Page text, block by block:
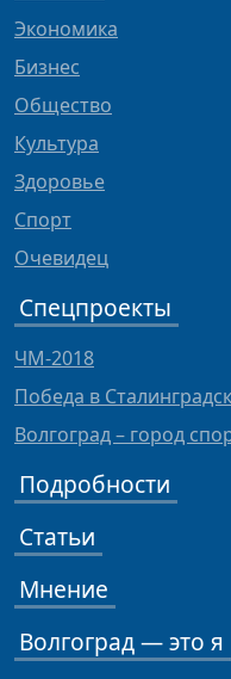
Экономика
Бизнес
Общество
Культура
Здоровье
Спорт
Очевидец
Спецпроекты
ЧМ-2018
Победа в
Волгоград – город
Подробности
Статьи
Мнение
Волгоград — это я